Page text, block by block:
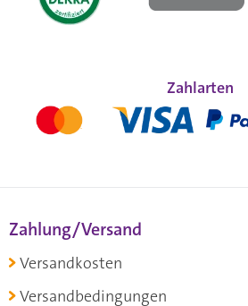
Zahlarten
Zahlung/Versand
Versandkosten
Versandbedingungen